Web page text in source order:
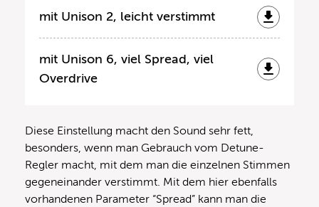
mit Unison 2, leicht verstimmt
mit Unison 6, viel Spread, viel
Overdrive
Diese Einstellung macht den Sound sehr fett,
besonders, wenn man Gebrauch vom Detune-
Regler macht, mit dem man die einzelnen Stimmen
gegeneinander verstimmt. Mit dem hier ebenfalls
vorhandenen Parameter “Spread” kann man die